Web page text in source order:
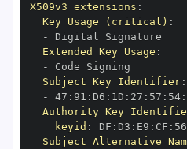
X509v3 extensions :
Key Usage (critical) :
-
Extended Key Usage :
-
Subject Key Identifier:
-
47 : 91 : D6 : 1D : 27 : 57 : 54:
Authority Key
keyid : DF : D3 : E9 : CF : 56
Subject Alternative